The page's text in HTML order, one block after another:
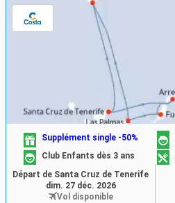
Supplément single -50%
Club Enfants dès 3 ans
Départ de Santa Cruz de Tenerife
dim. 27 déc. 2026
Vol disponible